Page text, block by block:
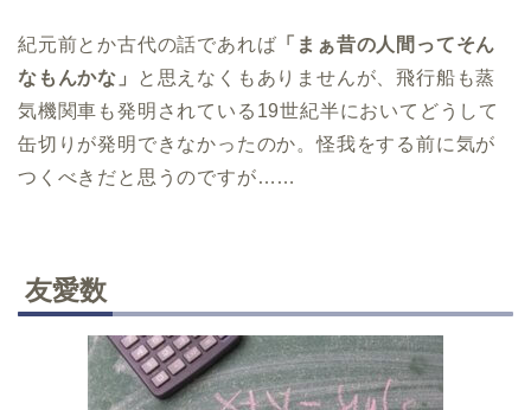
紀元前とか古代の話であれば 「まぁ昔の人間ってそん
なもんかな」
と思えなくもありませんが、飛行船も蒸
気機関車も発明されている19世紀半においてどうして
缶切りが発明できなかったのか。怪我をする前に気が
つくべきだと思うのですが……
友愛数